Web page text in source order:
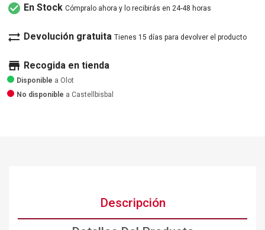
check_circle En Stock Cómpralo ahora y lo recibirás en 24-48 horas
sync_alt Devolución gratuita Tienes 15 días para devolver el producto
store Recogida en tienda
Disponible a Olot
No disponible a Castellbisbal
Descripción